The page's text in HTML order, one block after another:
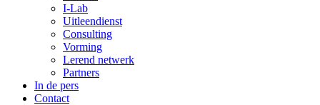
I-Lab
Uitleendienst
Consulting
Vorming
Lerend netwerk
Partners
In de pers
Contact